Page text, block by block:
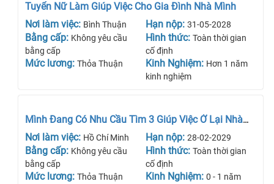
Tuyển Nữ Làm Giúp Việc Cho Gia Đình Nhà Mình
Nơi làm việc: Bình Thuận
Bằng cấp: Không yêu cầu
bằng cấp
Mức lương: Thỏa Thuận
Hạn nộp: 31-05-2028
Hình thức: Toàn thời gian
cố định
Kinh Nghiệm: Hơn 1 năm
kinh nghiệm
Mình Đang Có Nhu Cầu Tìm 3 Giúp Việc Ở Lại Nhà
Và Lâu Dài
Nơi làm việc: Hồ Chí Minh
Bằng cấp: Không yêu cầu
bằng cấp
Mức lương: Thỏa Thuận
Hạn nộp: 28-02-2029
Hình thức: Toàn thời gian
cố định
Kinh Nghiệm: 0 - 1 năm